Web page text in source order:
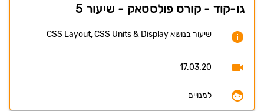
גו-קוד - קורס פולסטאק - שיעור 5
שיעור בנושא CSS Layout, CSS Units & Display
17.03.20
למנויים